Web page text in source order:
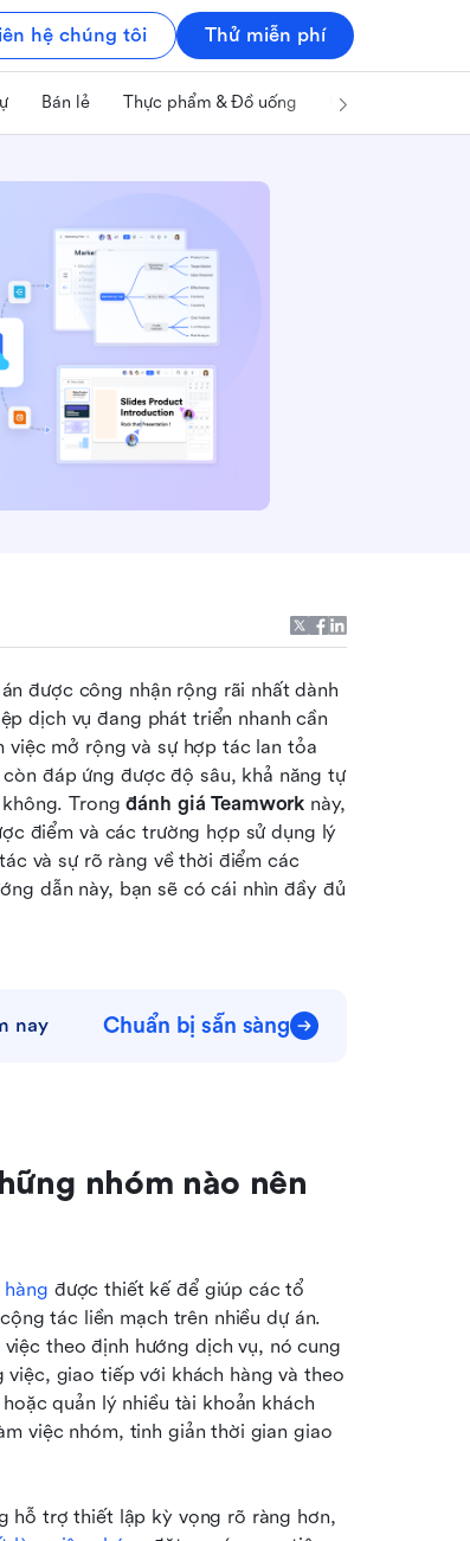
hệ chúng tôi Thử miễn phí
Bán lẻ Thực phẩm & Đồ uống Công nghệ & IT
được công nhận rộng rãi nhất dành
dịch vụ đang phát triển nhanh cần
mở rộng và sự hợp tác lan tỏa
đáp ứng được độ sâu, khả năng tự
không. Trong đánh giá Teamwork này,
điểm và các trường hợp sử dụng lý
và sự rõ ràng về thời điểm các
dẫn này, bạn sẽ có cái nhìn đầy đủ
nay Chuẩn bị sẵn sàng
nhóm nào nên
được thiết kế để giúp các tổ
tác liền mạch trên nhiều dự án.
theo định hướng dịch vụ, nó cung
giao tiếp với khách hàng và theo
quản lý nhiều tài khoản khách
việc nhóm, tinh giản thời gian giao
hỗ trợ thiết lập kỳ vọng rõ ràng hơn,